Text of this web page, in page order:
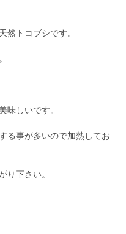
然トコブシです。
味しいです。
る事が多いので加熱してお
り下さい。